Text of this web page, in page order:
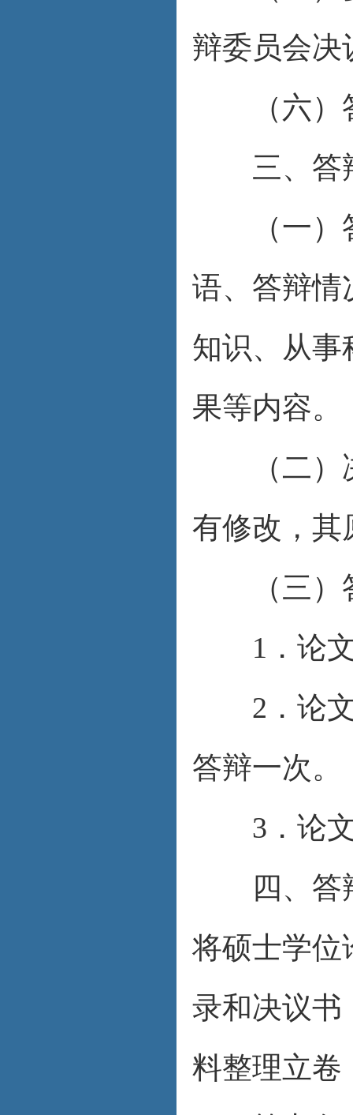
辩委员会决
（六）
三、答
（一）答
语、答辩情
知识、从事
果等内容。
（二）决
有修改，其
（三）答
1．论文
2．论文
答辩一次。
3．论文
四、答辩
将硕士学位
录和决议书
料整理立卷